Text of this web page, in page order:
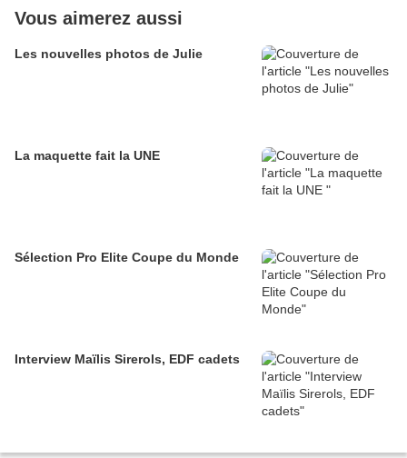
Vous aimerez aussi
Les nouvelles photos de Julie
La maquette fait la UNE
Sélection Pro Elite Coupe du Monde
Interview Maïlis Sirerols, EDF cadets